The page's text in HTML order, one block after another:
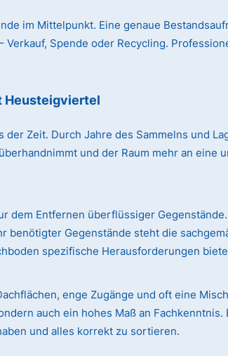
im Mittelpunkt. Eine genaue
Verkauf, Spende oder Recycling.
Heusteigviertel
Zeit. Durch Jahre des Sammelns und
und der Raum mehr an
dem Entfernen überflüssiger
Gegenstände steht die
spezifische Herausforderungen
enge Zugänge und oft eine
auch ein hohes Maß an
und alles korrekt zu sortieren.